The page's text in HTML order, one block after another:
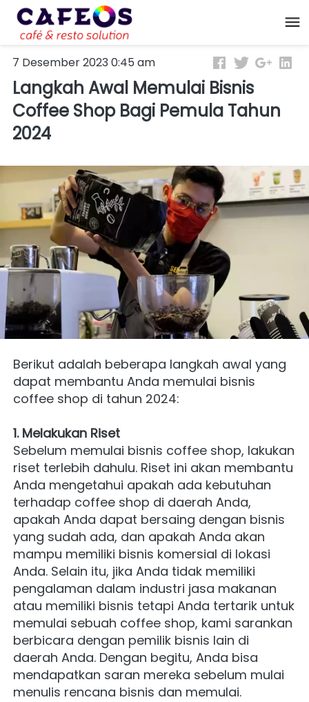
7 Desember 2023 0:45 am
Langkah Awal Memulai Bisnis
Coffee Shop Bagi Pemula Tahun
2024
Berikut adalah beberapa langkah awal yang
dapat membantu Anda memulai bisnis
coffee shop di tahun 2024:
1. Melakukan Riset
Sebelum memulai bisnis coffee shop, lakukan
riset terlebih dahulu. Riset ini akan membantu
Anda mengetahui apakah ada kebutuhan
terhadap coffee shop di daerah Anda,
apakah Anda dapat bersaing dengan bisnis
yang sudah ada, dan apakah Anda akan
mampu memiliki bisnis komersial di lokasi
Anda. Selain itu, jika Anda tidak memiliki
pengalaman dalam industri jasa makanan
atau memiliki bisnis tetapi Anda tertarik untuk
memulai sebuah coffee shop, kami sarankan
berbicara dengan pemilik bisnis lain di
daerah Anda. Dengan begitu, Anda bisa
mendapatkan saran mereka sebelum mulai
menulis rencana bisnis dan memulai.